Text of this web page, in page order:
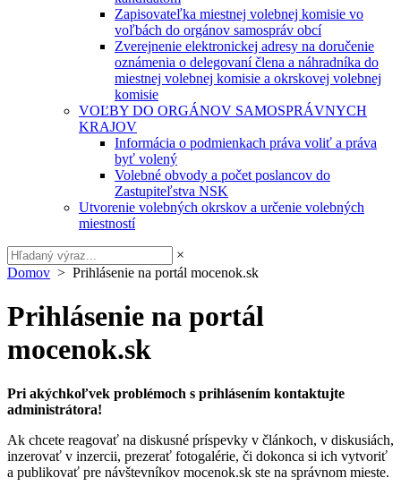
Zapisovateľka miestnej volebnej komisie vo
voľbách do orgánov samospráv obcí
Zverejnenie elektronickej adresy na doručenie
oznámenia o delegovaní člena a náhradníka do
miestnej volebnej komisie a okrskovej volebnej
komisie
VOĽBY DO ORGÁNOV SAMOSPRÁVNYCH
KRAJOV
Informácia o podmienkach práva voliť a práva
byť volený
Volebné obvody a počet poslancov do
Zastupiteľstva NSK
Utvorenie volebných okrskov a určenie volebných
miestností
×
Domov > Prihlásenie na portál mocenok.sk
Prihlásenie na portál
mocenok.sk
Pri akýchkoľvek problémoch s prihlásením kontaktujte
administrátora!
Ak chcete reagovať na diskusné príspevky v článkoch, v diskusiách,
inzerovať v inzercii, prezerať fotogalérie, či dokonca si ich vytvoriť
a publikovať pre návštevníkov mocenok.sk ste na správnom mieste.